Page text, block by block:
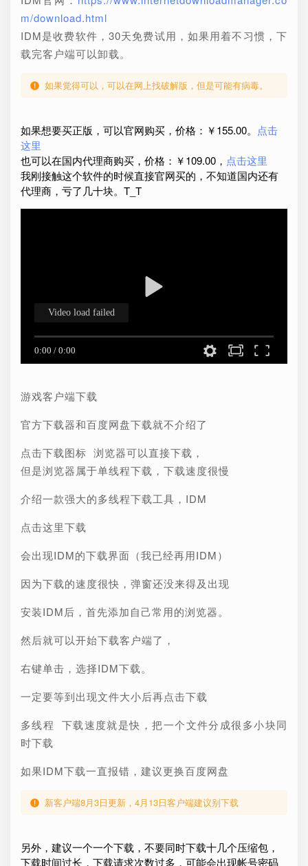
m/download.html
IDM是收费软件，30天免费试用，如果用着不习惯，下
载完客户端可以卸载。
如果觉得可以，可以在网上找破解版，但是可能有病毒。
如果想要买正版，可以官网购买，价格：￥155.00。 点击
这里
也可以在国内代理商购买，价格：￥109.00， 点击这里
我刚接触这个软件的时候直接官网买的，不知道国内还有
代理商，亏了几十块。T_T
游戏客户端下载
官方下载器和百度网盘下载就不介绍了
点击下载图标 浏览器可以直接下载，
但是浏览器属于单线程下载，下载速度很慢
介绍一款强大的多线程下载工具，IDM
点击这里下载
会出现IDM的下载界面（我已经再用IDM）
因为下载的速度很快，弹窗还没来得及出现
安装IDM后，首先添加自己常用的浏览器。
然后就可以开始下载客户端了，
右键单击，选择IDM下载。
一定要等到出现文件大小后再点击下载
多线程 下载速度就是快，把一个文件分成很多小块同
时下载
如果IDM下载一直报错，建议更换百度网盘
新客户端8月3日更新，4月13日客户端建议别下载
另外，建议一个一个下载，不要同时下载十几个压缩包，
下载时间过长，下载请求次数过多，可能会出现帐号密码